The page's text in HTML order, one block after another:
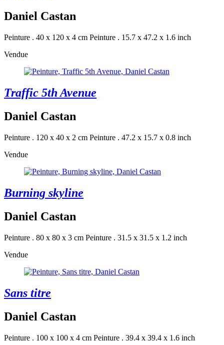
Daniel Castan
Peinture . 40 x 120 x 4 cm Peinture . 15.7 x 47.2 x 1.6 inch
Vendue
Traffic 5th Avenue
Daniel Castan
Peinture . 120 x 40 x 2 cm Peinture . 47.2 x 15.7 x 0.8 inch
Vendue
Burning skyline
Daniel Castan
Peinture . 80 x 80 x 3 cm Peinture . 31.5 x 31.5 x 1.2 inch
Vendue
Sans titre
Daniel Castan
Peinture . 100 x 100 x 4 cm Peinture . 39.4 x 39.4 x 1.6 inch